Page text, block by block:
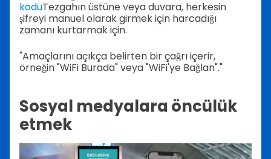
koduTezgahın üstüne veya duvara, herkesin
şifreyi manuel olarak girmek için harcadığı
zamanı kurtarmak için.
"Amaçlarını açıkça belirten bir çağrı içerir,
örneğin "WiFi Burada" veya "WiFi'ye Bağlan"."
Sosyal medyalara öncülük
etmek